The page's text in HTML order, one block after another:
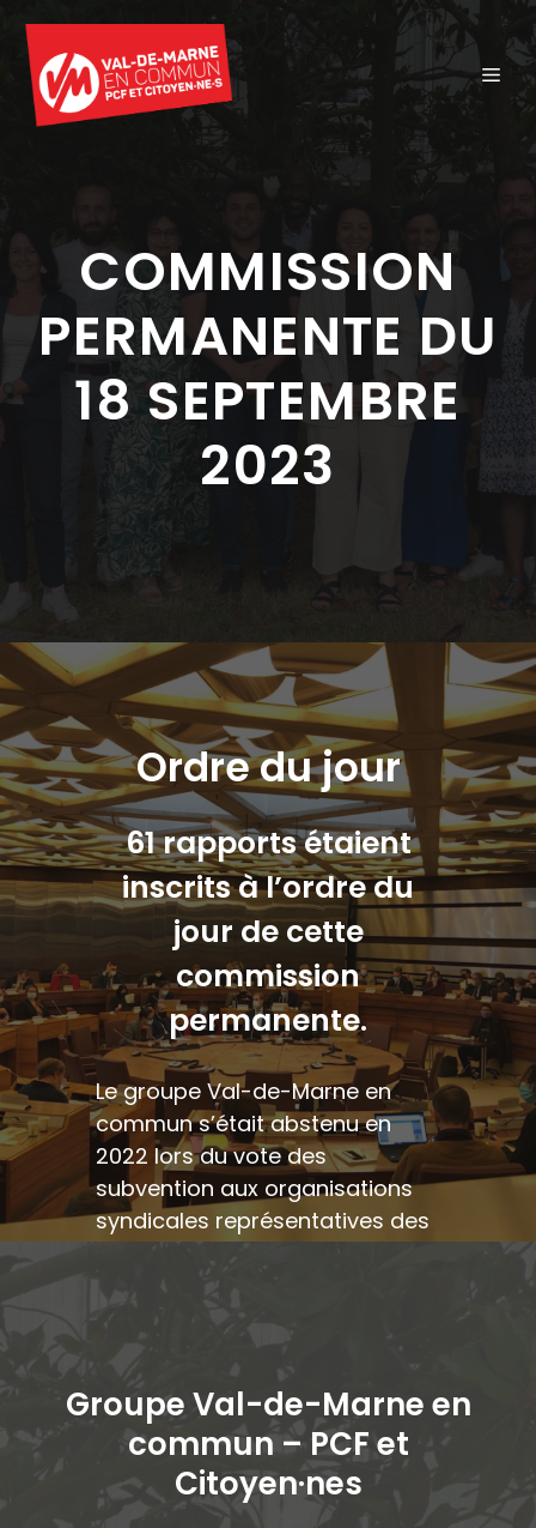
contenu
COMMISSION
PERMANENTE DU
18 SEPTEMBRE
2023
Ordre du jour
61 rapports étaient
inscrits à l’ordre du
jour de cette
commission
permanente.
Le groupe Val-de-Marne en
commun s’était abstenu en
2022 lors du vote des
subvention aux organisations
syndicales représentatives des
significative de ces
subventions. En cohérence,
lors de cette commission
permanente.
Groupe Val-de-Marne en
commun – PCF et
Citoyen·nes